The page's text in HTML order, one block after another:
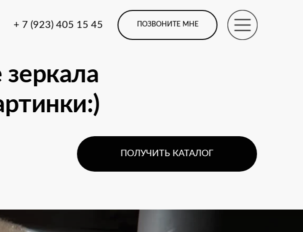
+ 7 (923) 405 15 45 ПОЗВОНИТЕ МНЕ
ПОЛУЧИТЬ КАТАЛОГ